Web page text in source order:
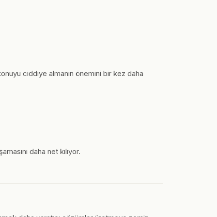
ciddiye almanın önemini bir kez daha
daha net kılıyor.